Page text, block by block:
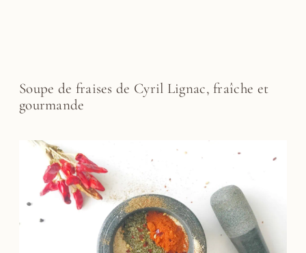
Soupe de fraises de Cyril Lignac, fraîche et
gourmande